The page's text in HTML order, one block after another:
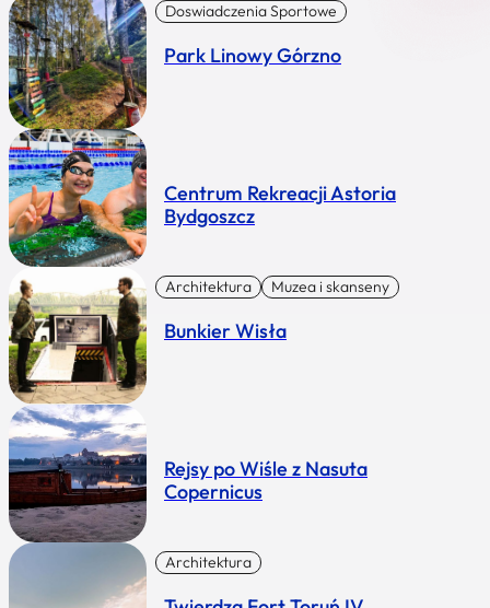
Doswiadczenia Sportowe
Park Linowy Górzno
Centrum Rekreacji Astoria
Bydgoszcz
Architektura Muzea i skanseny
Bunkier Wisła
Rejsy po Wiśle z Nasuta
Copernicus
Architektura